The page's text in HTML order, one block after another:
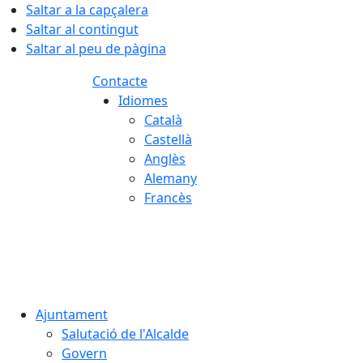
Saltar a la capçalera
Saltar al contingut
Saltar al peu de pàgina
Contacte
Idiomes
Català
Castellà
Anglès
Alemany
Francès
Ajuntament
Salutació de l'Alcalde
Govern